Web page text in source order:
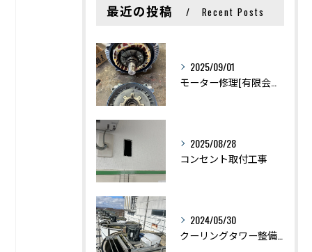
最近の投稿 Recent Posts
2025/09/01
2025/08/28
コンセント取付工事
2024/05/30